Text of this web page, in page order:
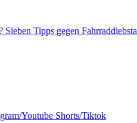
Tipps gegen
Youtube Shorts/Tiktok